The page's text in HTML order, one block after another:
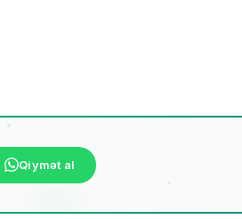
Qiymət al